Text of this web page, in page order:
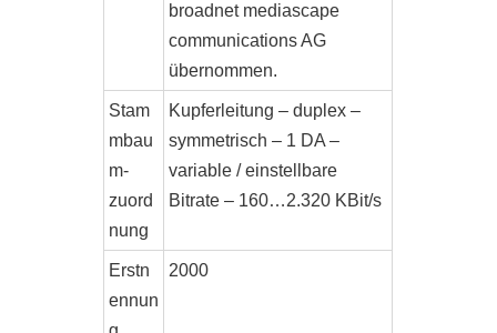
broadnet mediascape
communications AG
übernommen.
Stam
mbau
m-
zuord
nung
Kupferleitung – duplex –
symmetrisch – 1 DA –
variable / einstellbare
Bitrate – 160…2.320 KBit/s
Erstn
ennun
2000